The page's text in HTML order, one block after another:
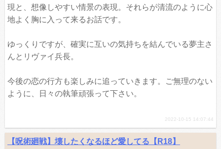
現と、想像しやすい情景の表現。それらが清流のように心
地よく胸に入って来るお話です。
ゆっくりですが、確実に互いの気持ちを結んでいる夢主さ
んとリヴァイ兵長。
今後の恋の行方も楽しみに追っていきます。ご無理のない
ように、日々の執筆頑張って下さい。
2022-10-15 14:07:44
【呪術廻戦】壊したくなるほど愛してる【R18】